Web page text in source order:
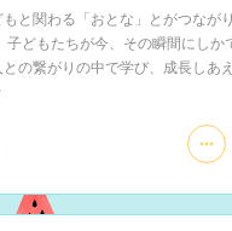
もと関わる「おとな」とがつなが
子どもたちが今、その瞬間にしか
の繋がりの中で学び、成長しあ